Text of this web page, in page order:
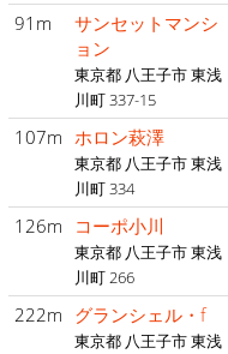
91m
サンセットマンシ
ョン
東京都 八王子市 東浅
川町 337-15
107m ホロン萩澤
東京都 八王子市 東浅
川町 334
126m コーポ小川
東京都 八王子市 東浅
川町 266
222m グランシェル・f
東京都 八王子市 東浅